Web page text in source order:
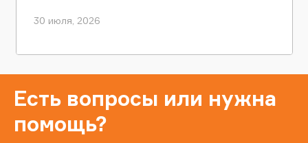
30 июля, 2026
Есть вопросы или нужна
помощь?